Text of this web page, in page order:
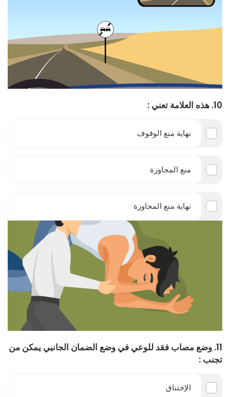
10. هذه العلامة تعني :
نهاية منع الوقوف
منع المجاوزة
نهاية منع المجاوزة
11. وضع مصاب فقد للوعي في وضع الضمان الجانبي يمكن من
تجنب :
الإختناق